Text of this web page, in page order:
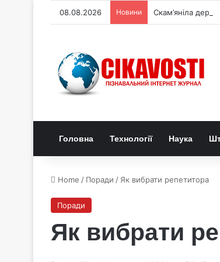
08.08.2026 Новини Скам’яніла
Головна Технології Наука
Home / Поради / Як вибрати репетитора
Поради
Як вибрати